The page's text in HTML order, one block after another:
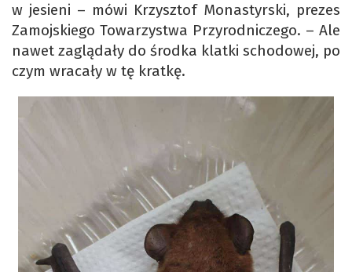
w jesieni – mówi Krzysztof Monastyrski, prezes
Zamojskiego Towarzystwa Przyrodniczego. – Ale
nawet zaglądały do środka klatki schodowej, po
czym wracały w tę kratkę.